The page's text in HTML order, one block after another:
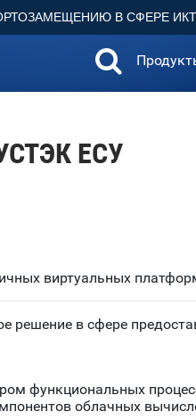
В СФЕРЕ
ЕСУ
виртуальных
решение в сфере
функциональных
облачных